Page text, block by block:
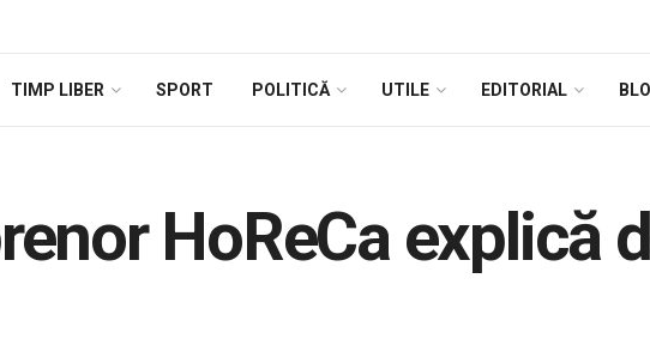
TIMP LIBER SPORT POLITICĂ UTILE EDITORIAL
HoReCa explică